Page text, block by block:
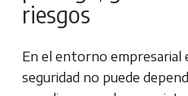
riesgos
En el entorno empresarial
seguridad no puede